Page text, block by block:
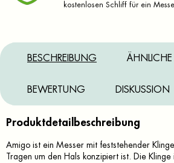
kostenlosen Schliff für ein
BESCHREIBUNG
BEWERTUNG DISKUSSION
Produktdetailbeschreibung
Amigo ist ein Messer mit feststehender
Tragen um den Hals konzipiert ist. Die